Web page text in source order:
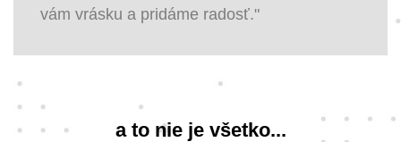
vám vrásku a pridáme radosť."
a to nie je všetko...